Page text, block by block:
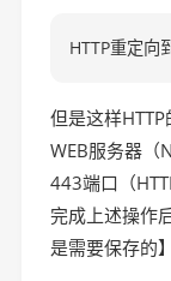
HTTP重定向
但是这样
WEB服务器（
443端口（
完成上述操作
是需要保存的